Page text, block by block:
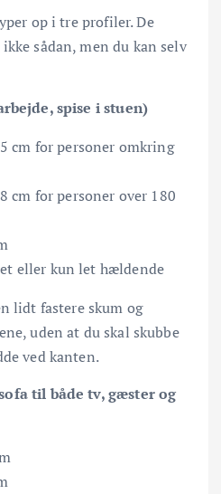
op i tre profiler. De
sådan, men du kan selv
spise i stuen)
cm for personer omkring
cm for personer over 180
eller kun let hældende
lidt fastere skum og
uden at du skal skubbe
ved kanten.
til både tv, gæster og